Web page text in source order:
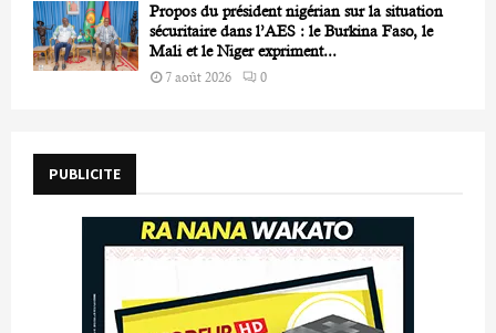
Propos du président nigérian sur la situation
sécuritaire dans l’AES : le Burkina Faso, le
Mali et le Niger expriment...
7 août 2026 0
PUBLICITE